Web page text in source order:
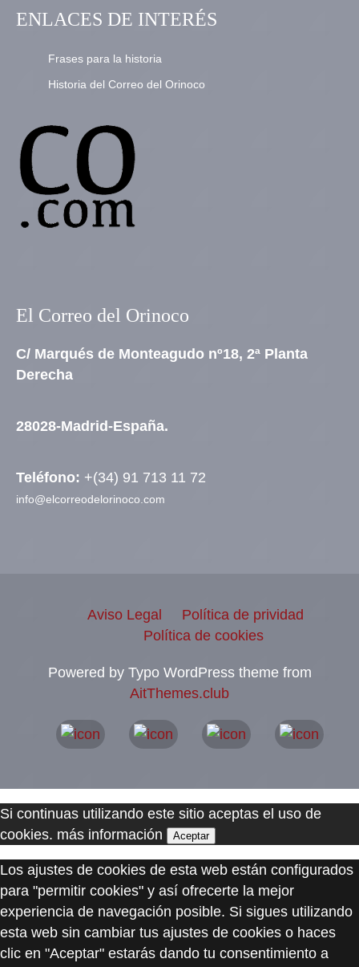
ENLACES DE INTERÉS
Frases para la historia
Historia del Correo del Orinoco
El Correo del Orinoco
C/ Marqués de Monteagudo nº18, 2ª Planta
Derecha
28028-Madrid-España.
Teléfono: +(34) 91 713 11 72
info@elcorreodelorinoco.com
Aviso Legal
Política de prividad
Política de cookies
Powered by Typo WordPress theme from
AitThemes.club
Si continuas utilizando este sitio aceptas el uso de
cookies. más información Aceptar
Los ajustes de cookies de esta web están configurados
para "permitir cookies" y así ofrecerte la mejor
experiencia de navegación posible. Si sigues utilizando
esta web sin cambiar tus ajustes de cookies o haces
clic en "Aceptar" estarás dando tu consentimiento a